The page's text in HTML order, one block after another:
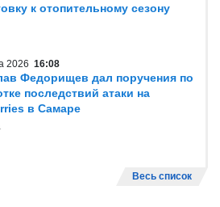
к отопительному сезону
2026 16:08
Федорищев дал поручения по
последствий атаки на
в Самаре
Весь список